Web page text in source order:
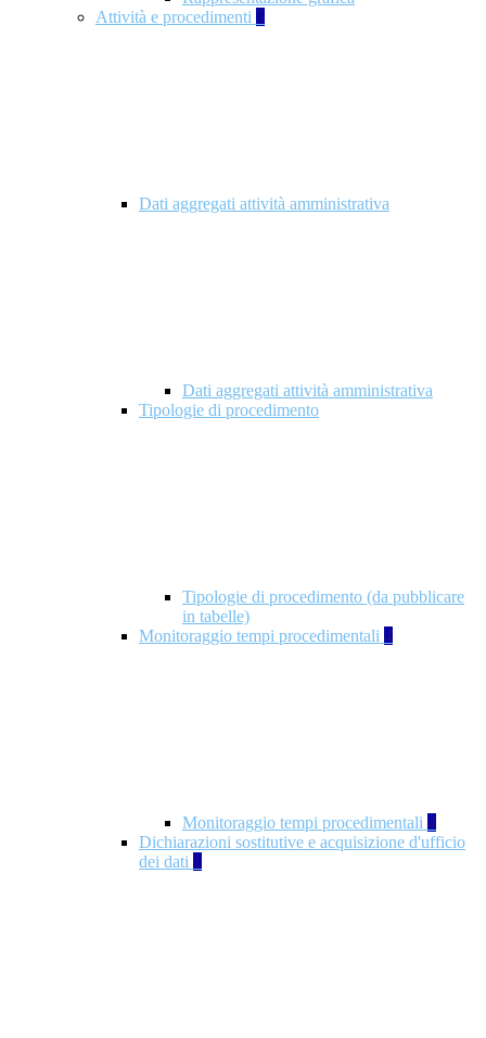
Attività e procedimenti 5
Dati aggregati attività amministrativa
Dati aggregati attività amministrativa
Tipologie di procedimento
Tipologie di procedimento (da pubblicare
in tabelle)
Monitoraggio tempi procedimentali 4
Monitoraggio tempi procedimentali 4
Dichiarazioni sostitutive e acquisizione d'ufficio
dei dati 1